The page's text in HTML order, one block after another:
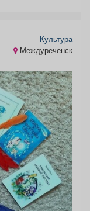
Культура
Междуреченск